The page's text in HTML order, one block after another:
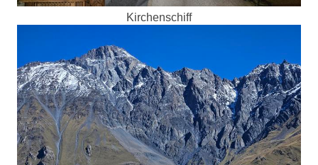
Kirchenschiff